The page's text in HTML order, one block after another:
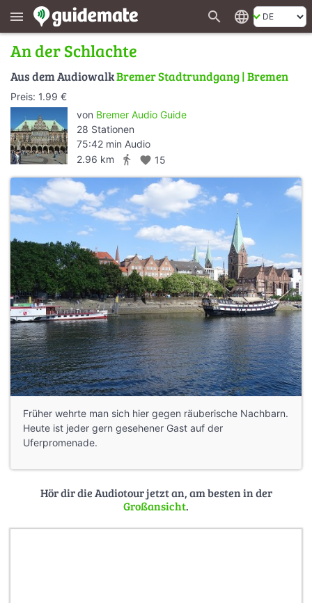
menu search language
An der Schlachte
Aus dem AudiowalkBremer Stadtrundgang | Bremen
Preis: 1.99 €
von Bremer Audio Guide
28 Stationen
75:42 min Audio
2.96 km
directions_walk favorite 15
Früher wehrte man sich hier gegen räuberische Nachbarn.
Heute ist jeder gern gesehener Gast auf der
Uferpromenade.
Hör dir die Audiotour jetzt an, am besten in der
Großansicht.